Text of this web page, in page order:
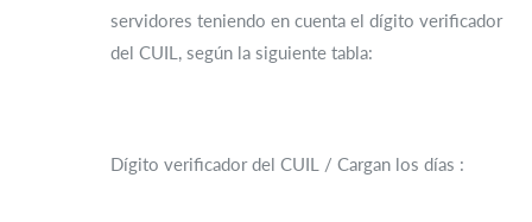
servidores teniendo en cuenta el dígito verificador
del CUIL, según la siguiente tabla:
Dígito verificador del CUIL / Cargan los días :